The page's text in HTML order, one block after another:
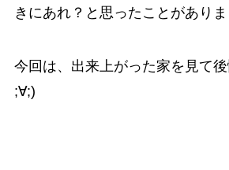
きにあれ？と思ったことがありま
今回は、出来上がった家を見て
;∀;)